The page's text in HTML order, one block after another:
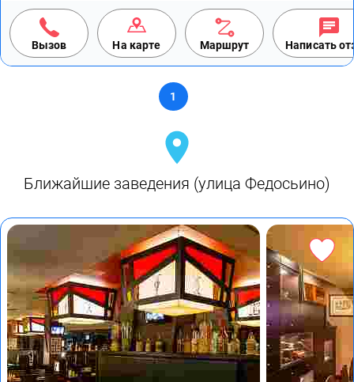
Вызов На карте Маршрут Написать
1
Ближайшие заведения (улица Федосьино)